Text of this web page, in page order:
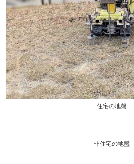
住宅の地盤​
非住宅の地盤​